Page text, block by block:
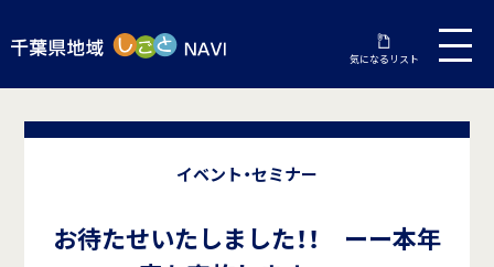
気になるリスト
イベント・セミナー
お待たせいたしました！！ ーー本年